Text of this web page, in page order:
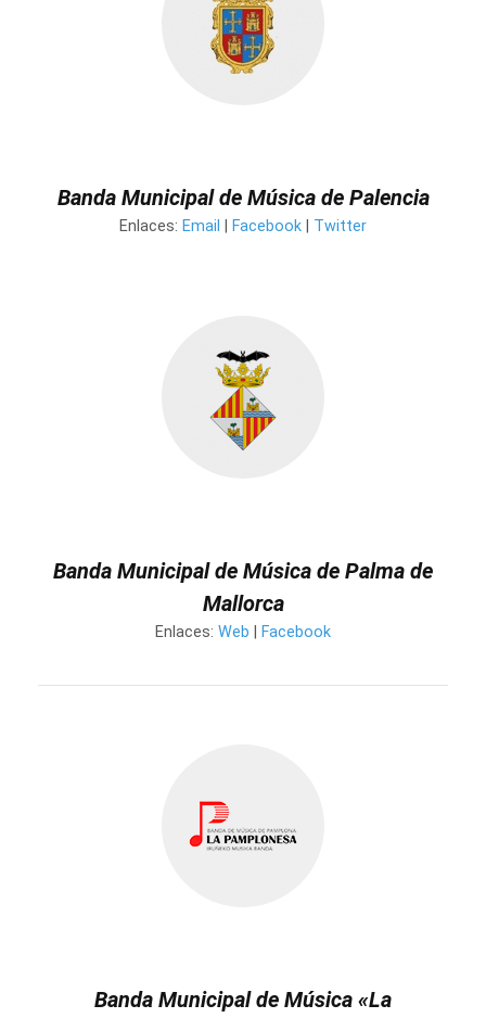
Banda Municipal de Música de Palencia
Enlaces: Email Facebook Twitter
Banda Municipal de Música de Palma de
Mallorca
Enlaces: Web Facebook
Banda Municipal de Música «La